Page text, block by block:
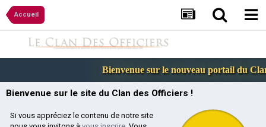
Accueil
Bienvenue sur le nouveau portail du
Bienvenue sur le site du Clan des Officiers !
Si vous appréciez le contenu de notre site